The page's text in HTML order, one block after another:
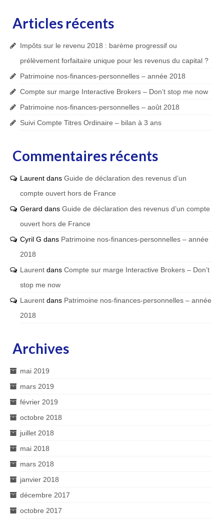
Articles récents
Impôts sur le revenu 2018 : barème progressif ou
prélèvement forfaitaire unique pour les revenus du capital ?
Patrimoine nos-finances-personnelles – année 2018
Compte sur marge Interactive Brokers – Don’t stop me now
Patrimoine nos-finances-personnelles – août 2018
Suivi Compte Titres Ordinaire – bilan à 3 ans
Commentaires récents
Laurent dans Guide de déclaration des revenus d’un
compte ouvert hors de France
Gerard dans Guide de déclaration des revenus d’un compte
ouvert hors de France
Cyril G dans Patrimoine nos-finances-personnelles – année
2018
Laurent dans Compte sur marge Interactive Brokers – Don’t
stop me now
Laurent dans Patrimoine nos-finances-personnelles – année
2018
Archives
mai 2019
mars 2019
février 2019
octobre 2018
juillet 2018
mai 2018
mars 2018
janvier 2018
décembre 2017
octobre 2017